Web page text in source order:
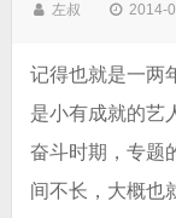
左叔 2014-
记得也就是一两
是小有成就的艺
奋斗时期，专题
间不长，大概也